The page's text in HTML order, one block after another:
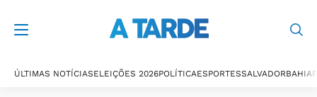
ÚLTIMAS NOTÍCIASELEIÇÕES 2026POLÍTICAESPORTESSALVADORBAHIA